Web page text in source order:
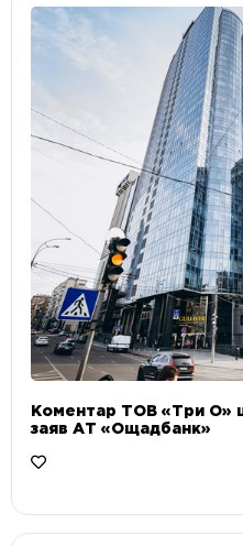
Коментар ТОВ «Три О»
заяв АТ «Ощадбанк»